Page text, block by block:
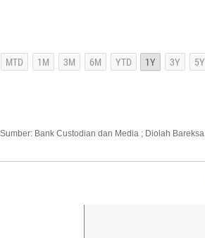
Sumber: Bank Custodian dan Media ; Diolah Bareksa